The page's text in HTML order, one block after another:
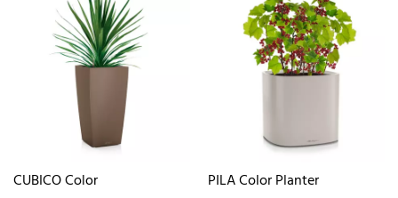
CUBICO Color PILA Color Planter